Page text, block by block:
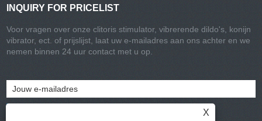
X
INQUIRY FOR PRICELIST
Voor vragen over onze clitoris stimulator, vibrerende dildo's, konijn
vibrator, ect. of prijslijst, laat uw e-mailadres aan ons achter en we
nemen binnen 24 uur contact met u op.